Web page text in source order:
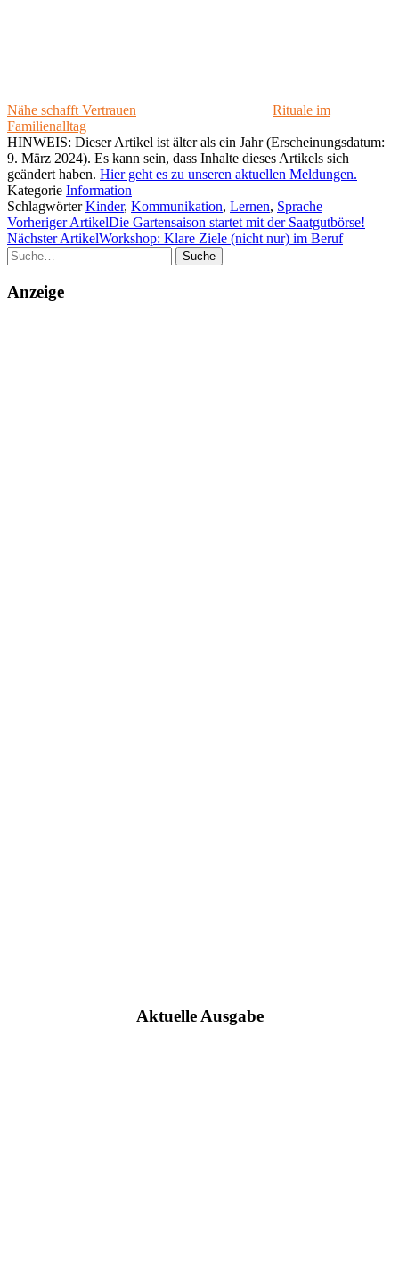
Nähe schafft Vertrauen
Rituale im
Familienalltag
HINWEIS: Dieser Artikel ist älter als ein Jahr (Erscheinungsdatum:
9. März 2024). Es kann sein, dass Inhalte dieses Artikels sich
geändert haben. Hier geht es zu unseren aktuellen Meldungen.
Kategorie Information
SchlagwörterKinder, Kommunikation, Lernen, Sprache
Vorheriger ArtikelDie Gartensaison startet mit der Saatgutbörse!
Nächster ArtikelWorkshop: Klare Ziele (nicht nur) im Beruf
Suche
Anzeige
Aktuelle Ausgabe